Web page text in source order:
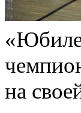
на